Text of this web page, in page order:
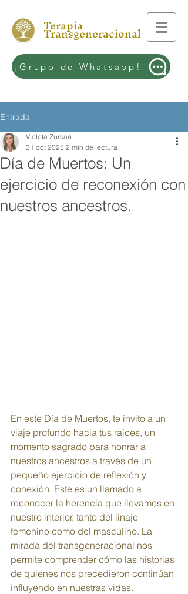
Terapia
Transgeneracional
¡Grupo de Whatsapp!
Entrada
Día de Muertos: Un
ejercicio de reconexión con
nuestros ancestros.
Violeta Zurkan
31 oct 2025 2 min de lectura
En este Día de Muertos, te invito a un
viaje profundo hacia tus raíces, un
momento sagrado para honrar a
nuestros ancestros a través de un
pequeño ejercicio de reflexión y
conexión. Este es un llamado a
reconocer la herencia que llevamos en
nuestro interior, tanto del linaje
femenino como del masculino. La
mirada del transgeneracional nos
permite comprender cómo las historias
de quienes nos precedieron continúan
influyendo en nuestras vidas.